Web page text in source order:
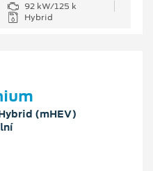
92 kW/125 k
Hybrid
(mHEV)